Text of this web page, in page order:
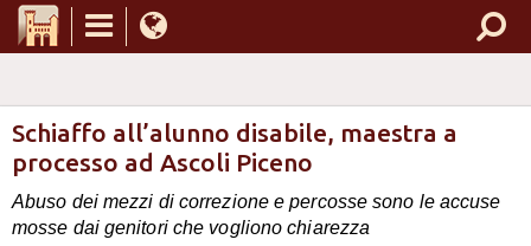
Schiaffo all’alunno disabile, maestra a
processo ad Ascoli Piceno
Abuso dei mezzi di correzione e percosse sono le accuse
mosse dai genitori che vogliono chiarezza